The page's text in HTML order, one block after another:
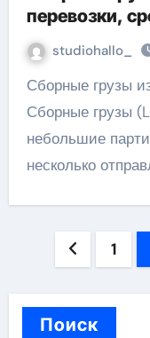
перевозки,
studiohallo_
Сборные грузы из Китая: основные принципы
Сборные грузы
небольшие
несколько
1
Поиск